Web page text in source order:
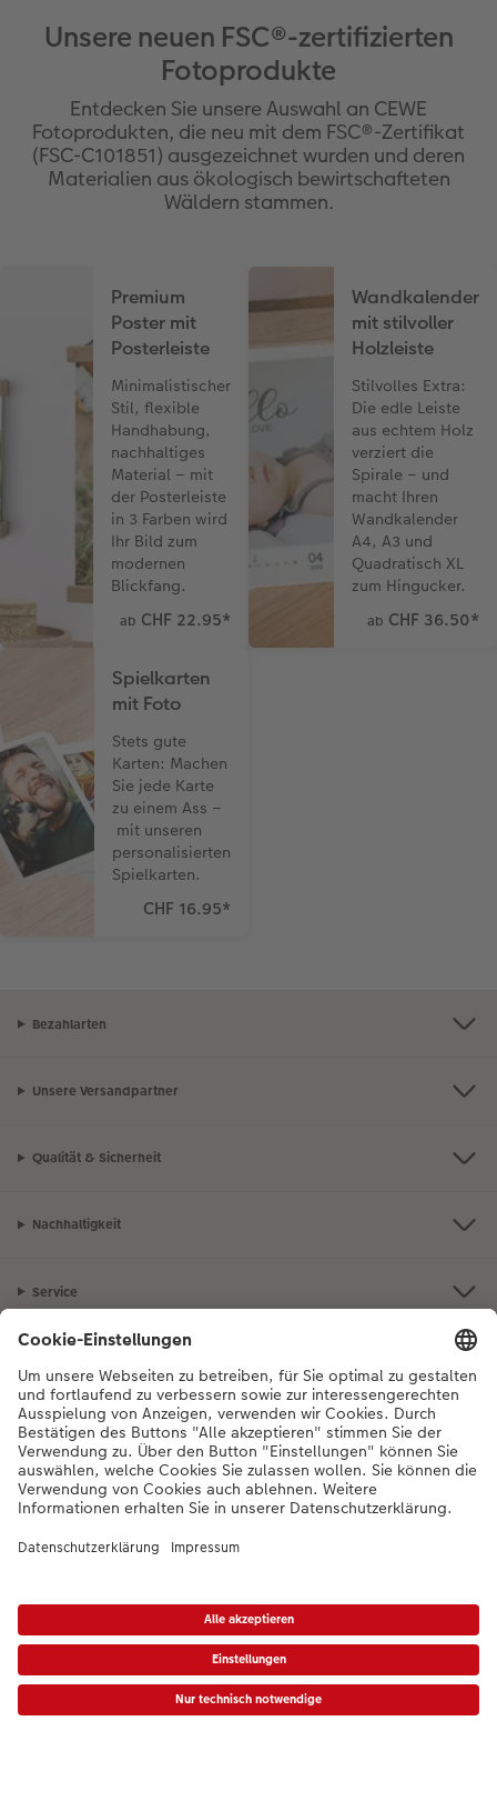
Unsere neuen FSC®-zertifizierten
Fotoprodukte
Entdecken Sie unsere Auswahl an CEWE
Fotoprodukten, die neu mit dem FSC®-Zertifikat
(FSC-C101851) ausgezeichnet wurden und deren
Materialien aus ökologisch bewirtschafteten
Wäldern stammen.
Premium
Poster mit
Posterleiste
Minimalistischer
Stil, flexible
Handhabung,
nachhaltiges
Material – mit
der Posterleiste
in 3 Farben wird
Ihr Bild zum
modernen
Blickfang.
ab CHF 22.95*
Wandkalender
mit stilvoller
Holzleiste
Stilvolles Extra:
Die edle Leiste
aus echtem Holz
verziert die
Spirale – und
macht Ihren
Wandkalender
A4, A3 und
Quadratisch XL
zum Hingucker.
ab CHF 36.50*
Spielkarten
mit Foto
Stets gute
Karten: Machen
Sie jede Karte
zu einem Ass –
mit unseren
personalisierten
Spielkarten.
CHF 16.95*
Bezahlarten
Unsere Versandpartner
Qualität & Sicherheit
Nachhaltigkeit
Service
Sortiment
Inspiration
Bei Fragen zu Produkten oder der Bestellung können Sie uns gerne von
Montag bis Samstag von 8:00 – 20:00 Uhr und Sonntag von 10:00 –
20:00 Uhr (gesetzliche Feiertage ausgenommen) unter der